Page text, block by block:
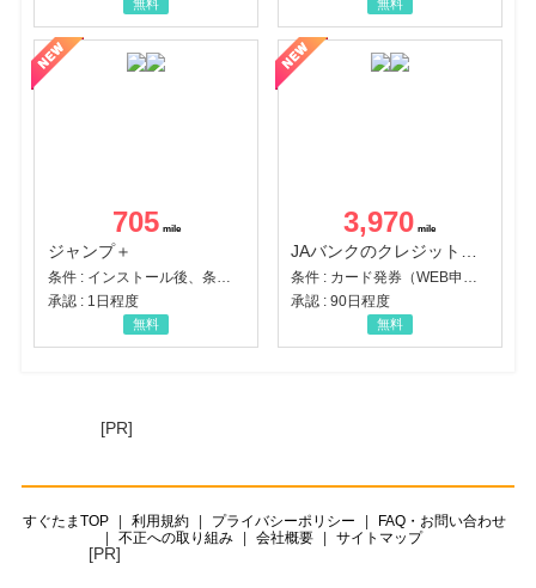
無料 無料
705
ジャンプ＋
承認 : 1日程度
無料
3,970
承認 : 90日程度
無料
[PR]
すぐたまTOP 利用規約 プライバシーポリシー
FAQ・お問い合わせ
不正への取り組み
会社概要 サイトマップ
[PR]